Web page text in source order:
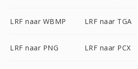
LRF naar WBMP LRF naar TGA
LRF naar PNG LRF naar PCX